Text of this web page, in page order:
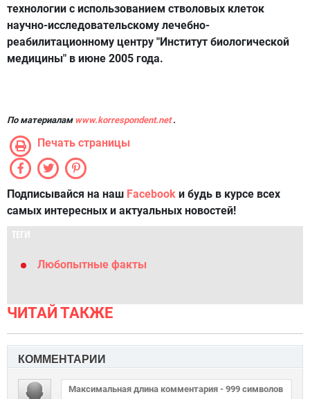
технологии с использованием стволовых клеток
научно-исследовательскому лечебно-
реабилитационному центру "Институт биологической
медицины" в июне 2005 года.
По материалам www.korrespondent.net.
Печать страницы
Подписывайся на наш Facebook и будь в курсе всех
самых интересных и актуальных новостей!
ТЕГИ
Любопытные факты
ЧИТАЙ ТАКЖЕ
КОММЕНТАРИИ